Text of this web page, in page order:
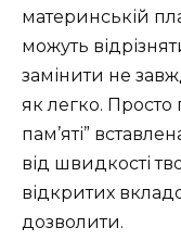
материнській
можуть
замінити не
як легко.
пам’яті”
від швидкості
відкритих
дозволити.